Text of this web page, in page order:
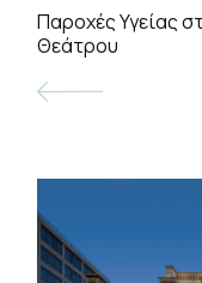
Παροχές Υγείας
Θεάτρου